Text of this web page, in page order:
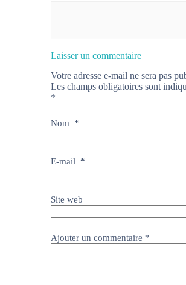
Laisser un commentaire
Votre adresse e-mail ne sera pas
Les champs obligatoires sont
*
Nom *
E-mail *
Site web
Ajouter un commentaire *